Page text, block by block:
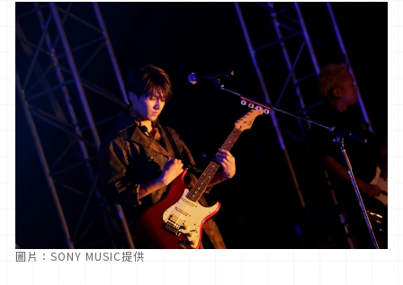
圖片：SONY MUSIC提供